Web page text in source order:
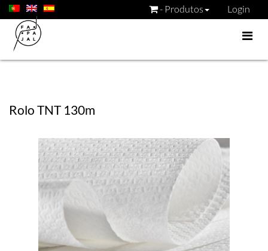
Login
- Produtos
Rolo TNT 130m